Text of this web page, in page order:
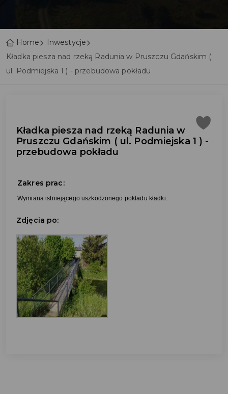
Home
Inwestycje
Kładka piesza nad rzeką Radunia w Pruszczu Gdańskim (
ul. Podmiejska 1 ) - przebudowa pokładu
Kładka piesza nad rzeką Radunia w
Pruszczu Gdańskim ( ul. Podmiejska 1 ) -
przebudowa pokładu
Zakres prac:
Wymiana istniejącego uszkodzonego pokładu kładki.
Zdjęcia po: